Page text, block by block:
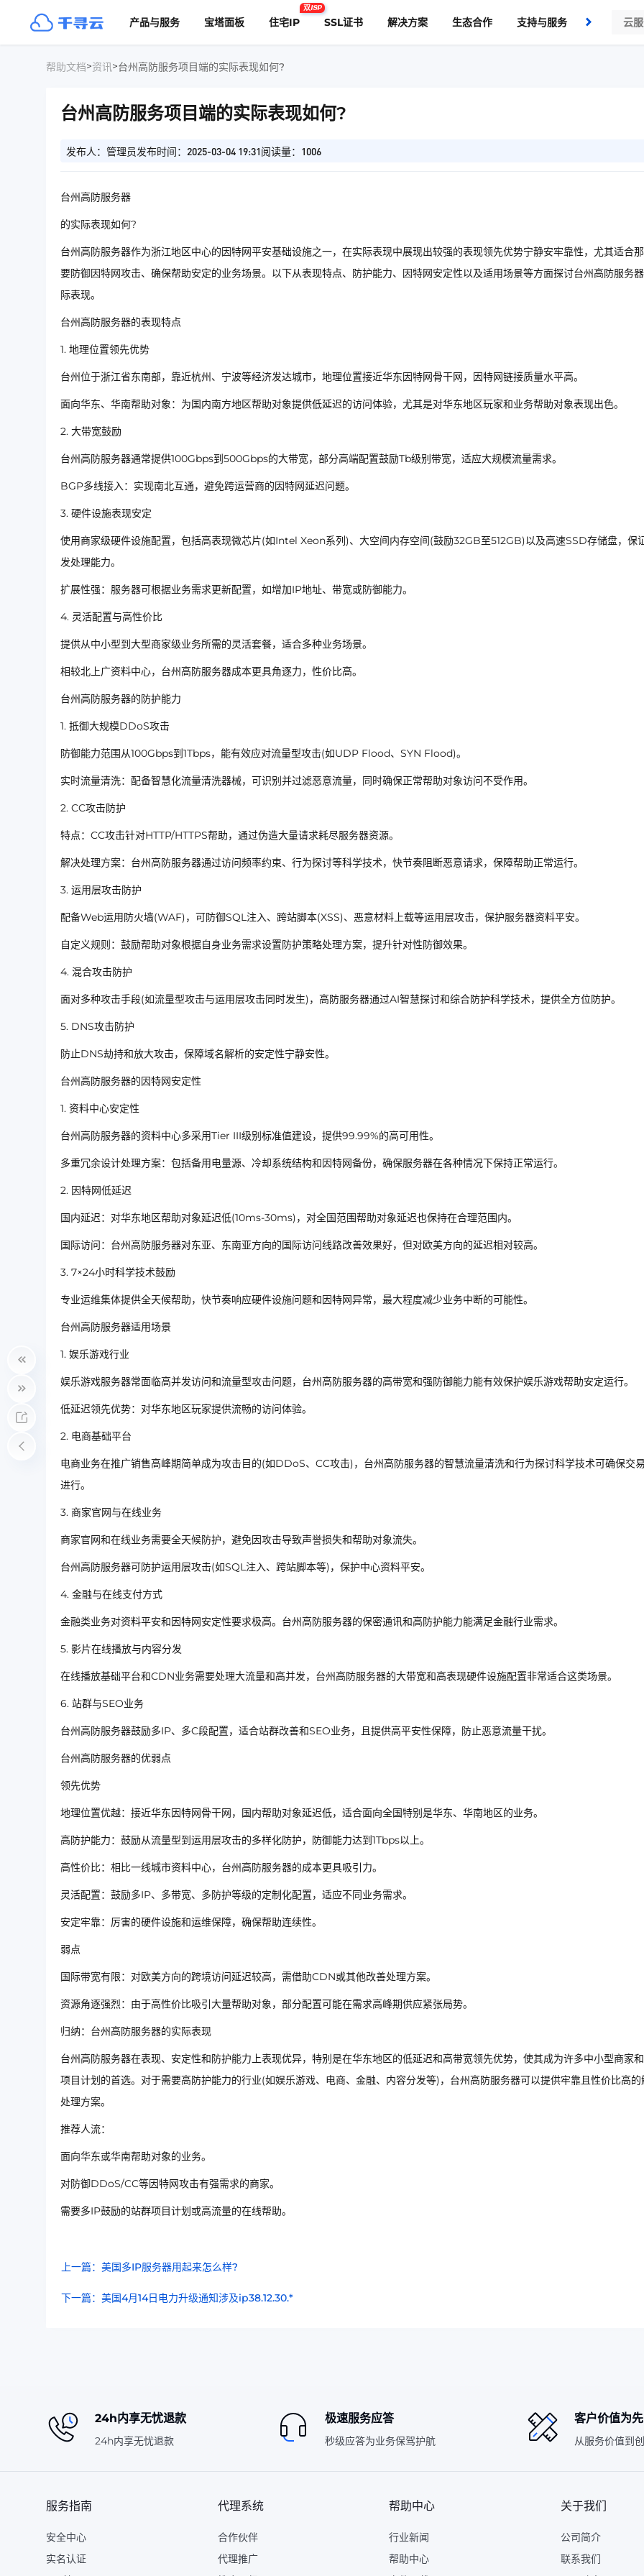
产品与服务 宝塔面板 住宅IP
双ISP
SSL证书 解决方案 生态合作 支持与服务 了解我们
帮助文档>资讯>台州高防服务项目端的实际表现如何?
台州高防服务项目端的实际表现如何?
发布人：管理员发布时间：2025-03-04 19:31阅读量：1006
台州高防服务器
的实际表现如何?
台州高防服务器作为浙江地区中心的因特网平安基础设施之一，在实际表现中展现出较强的表现领先优势宁静安牢靠性，尤其适合
要防御因特网攻击、确保帮助安定的业务场景。以下从表现特点、防护能力、因特网安定性以及适用场景等方面探讨台州高防服务
际表现。
台州高防服务器的表现特点
1. 地理位置领先优势
台州位于浙江省东南部，靠近杭州、宁波等经济发达城市，地理位置接近华东因特网骨干网，因特网链接质量水平高。
面向华东、华南帮助对象：为国内南方地区帮助对象提供低延迟的访问体验，尤其是对华东地区玩家和业务帮助对象表现出色。
2. 大带宽鼓励
台州高防服务器通常提供100Gbps到500Gbps的大带宽，部分高端配置鼓励Tb级别带宽，适应大规模流量需求。
BGP多线接入：实现南北互通，避免跨运营商的因特网延迟问题。
3. 硬件设施表现安定
使用商家级硬件设施配置，包括高表现微芯片(如Intel Xeon系列)、大空间内存空间(鼓励32GB至512GB)以及高速SSD存储盘，保
发处理能力。
扩展性强：服务器可根据业务需求更新配置，如增加IP地址、带宽或防御能力。
4. 灵活配置与高性价比
提供从中小型到大型商家级业务所需的灵活套餐，适合多种业务场景。
相较北上广资料中心，台州高防服务器成本更具角逐力，性价比高。
台州高防服务器的防护能力
1. 抵御大规模DDoS攻击
防御能力范围从100Gbps到1Tbps，能有效应对流量型攻击(如UDP Flood、SYN Flood)。
实时流量清洗：配备智慧化流量清洗器械，可识别并过滤恶意流量，同时确保正常帮助对象访问不受作用。
2. CC攻击防护
特点：CC攻击针对HTTP/HTTPS帮助，通过伪造大量请求耗尽服务器资源。
解决处理方案：台州高防服务器通过访问频率约束、行为探讨等科学技术，快节奏阻断恶意请求，保障帮助正常运行。
3. 运用层攻击防护
配备Web运用防火墙(WAF)，可防御SQL注入、跨站脚本(XSS)、恶意材料上载等运用层攻击，保护服务器资料平安。
自定义规则：鼓励帮助对象根据自身业务需求设置防护策略处理方案，提升针对性防御效果。
4. 混合攻击防护
面对多种攻击手段(如流量型攻击与运用层攻击同时发生)，高防服务器通过AI智慧探讨和综合防护科学技术，提供全方位防护。
5. DNS攻击防护
防止DNS劫持和放大攻击，保障域名解析的安定性宁静安性。
台州高防服务器的因特网安定性
1. 资料中心安定性
台州高防服务器的资料中心多采用Tier III级别标准值建设，提供99.99%的高可用性。
多重冗余设计处理方案：包括备用电量源、冷却系统结构和因特网备份，确保服务器在各种情况下保持正常运行。
2. 因特网低延迟
国内延迟：对华东地区帮助对象延迟低(10ms-30ms)，对全国范围帮助对象延迟也保持在合理范围内。
国际访问：台州高防服务器对东亚、东南亚方向的国际访问线路改善效果好，但对欧美方向的延迟相对较高。
3. 7×24小时科学技术鼓励
专业运维集体提供全天候帮助，快节奏响应硬件设施问题和因特网异常，最大程度减少业务中断的可能性。
台州高防服务器适用场景
1. 娱乐游戏行业
娱乐游戏服务器常面临高并发访问和流量型攻击问题，台州高防服务器的高带宽和强防御能力能有效保护娱乐游戏帮助安定运行。
低延迟领先优势：对华东地区玩家提供流畅的访问体验。
2. 电商基础平台
电商业务在推广销售高峰期简单成为攻击目的(如DDoS、CC攻击)，台州高防服务器的智慧流量清洗和行为探讨科学技术可确保交
进行。
3. 商家官网与在线业务
商家官网和在线业务需要全天候防护，避免因攻击导致声誉损失和帮助对象流失。
台州高防服务器可防护运用层攻击(如SQL注入、跨站脚本等)，保护中心资料平安。
4. 金融与在线支付方式
金融类业务对资料平安和因特网安定性要求极高。台州高防服务器的保密通讯和高防护能力能满足金融行业需求。
5. 影片在线播放与内容分发
在线播放基础平台和CDN业务需要处理大流量和高并发，台州高防服务器的大带宽和高表现硬件设施配置非常适合这类场景。
6. 站群与SEO业务
台州高防服务器鼓励多IP、多C段配置，适合站群改善和SEO业务，且提供高平安性保障，防止恶意流量干扰。
台州高防服务器的优弱点
领先优势
地理位置优越：接近华东因特网骨干网，国内帮助对象延迟低，适合面向全国特别是华东、华南地区的业务。
高防护能力：鼓励从流量型到运用层攻击的多样化防护，防御能力达到1Tbps以上。
高性价比：相比一线城市资料中心，台州高防服务器的成本更具吸引力。
灵活配置：鼓励多IP、多带宽、多防护等级的定制化配置，适应不同业务需求。
安定牢靠：厉害的硬件设施和运维保障，确保帮助连续性。
弱点
国际带宽有限：对欧美方向的跨境访问延迟较高，需借助CDN或其他改善处理方案。
资源角逐强烈：由于高性价比吸引大量帮助对象，部分配置可能在需求高峰期供应紧张局势。
归纳：台州高防服务器的实际表现
台州高防服务器在表现、安定性和防护能力上表现优异，特别是在华东地区的低延迟和高带宽领先优势，使其成为许多中小型商家
项目计划的首选。对于需要高防护能力的行业(如娱乐游戏、电商、金融、内容分发等)，台州高防服务器可以提供牢靠且性价比高的
处理方案。
推荐人流：
面向华东或华南帮助对象的业务。
对防御DDoS/CC等因特网攻击有强需求的商家。
需要多IP鼓励的站群项目计划或高流量的在线帮助。
上一篇：美国多IP服务器用起来怎么样?
下一篇：美国4月14日电力升级通知涉及ip38.12.30.*
24h内享无忧退款
24h内享无忧退款
极速服务应答
秒级应答为业务保驾护航
客户价值为先
从服务价值到
服务指南
安全中心
实名认证
代理系统
合作伙伴
代理推广
帮助中心
行业新闻
帮助中心
关于我们
公司简介
联系我们